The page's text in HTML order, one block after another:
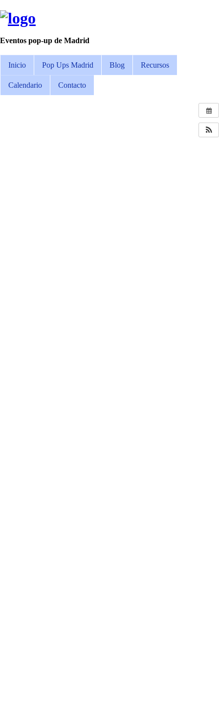
Eventos pop-up de Madrid
Inicio Pop Ups Madrid Blog Recursos
Calendario Contacto